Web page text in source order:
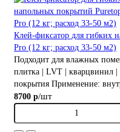
Клей-фиксатор для гибких
Pro (12 кг; расход 33-50 м2)
Подходит для влажных
плитка | LVT | кварцвинил |
покрытия Применение:
8700 р/шт